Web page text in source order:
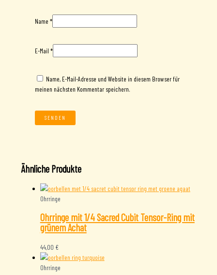
Name *
E-Mail *
Name, E-Mail-Adresse und Website in diesem Browser für
meinen nächsten Kommentar speichern.
Ähnliche Produkte
Ohrringe
Ohrringe mit 1/4 Sacred Cubit Tensor-Ring mit
grünem Achat
44,00 €
Ohrringe